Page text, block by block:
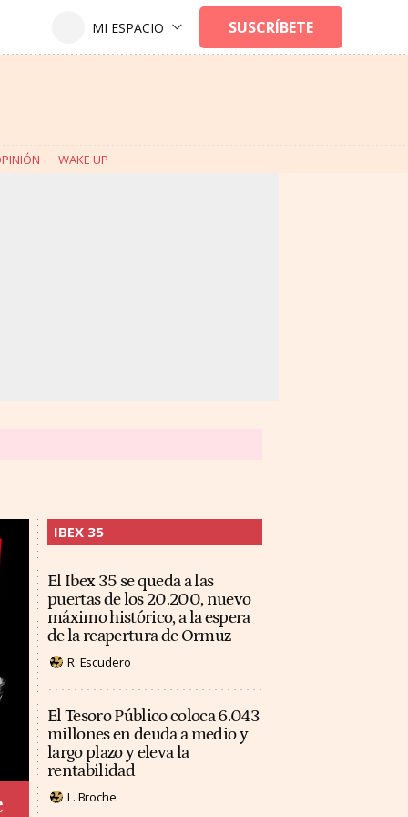
WAKE UP
IBEX 35
El Ibex 35 se queda a las
puertas de los 20.200, nuevo
máximo histórico, a la espera
de la reapertura de Ormuz
R. Escudero
El Tesoro Público coloca 6.043
millones en deuda a medio y
largo plazo y eleva la
rentabilidad
L. Broche